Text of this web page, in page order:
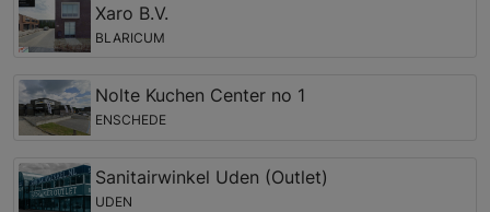
Xaro B.V.
BLARICUM
Nolte Kuchen Center no 1
ENSCHEDE
Sanitairwinkel Uden (Outlet)
UDEN